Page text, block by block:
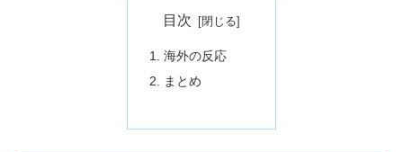
目次
海外の反応
まとめ